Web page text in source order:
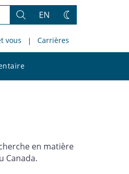
Rechercher
EN
Changez
thème
vous Carrières
le
en matière
Canada.